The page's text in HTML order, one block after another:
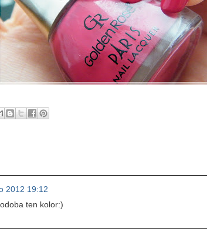
2012 19:12
ten kolor:)